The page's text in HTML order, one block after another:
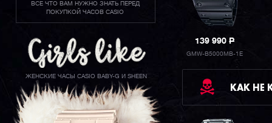
ВСЕ ЧТО ВАМ НУЖНО ЗНАТЬ ПЕРЕД
ПОКУПКОЙ ЧАСОВ CASIO
ЖЕНСКИЕ ЧАСЫ CASIO BABY-G И SHEEN
139 990P
GMW-B5000MB-1E
КАК НЕ